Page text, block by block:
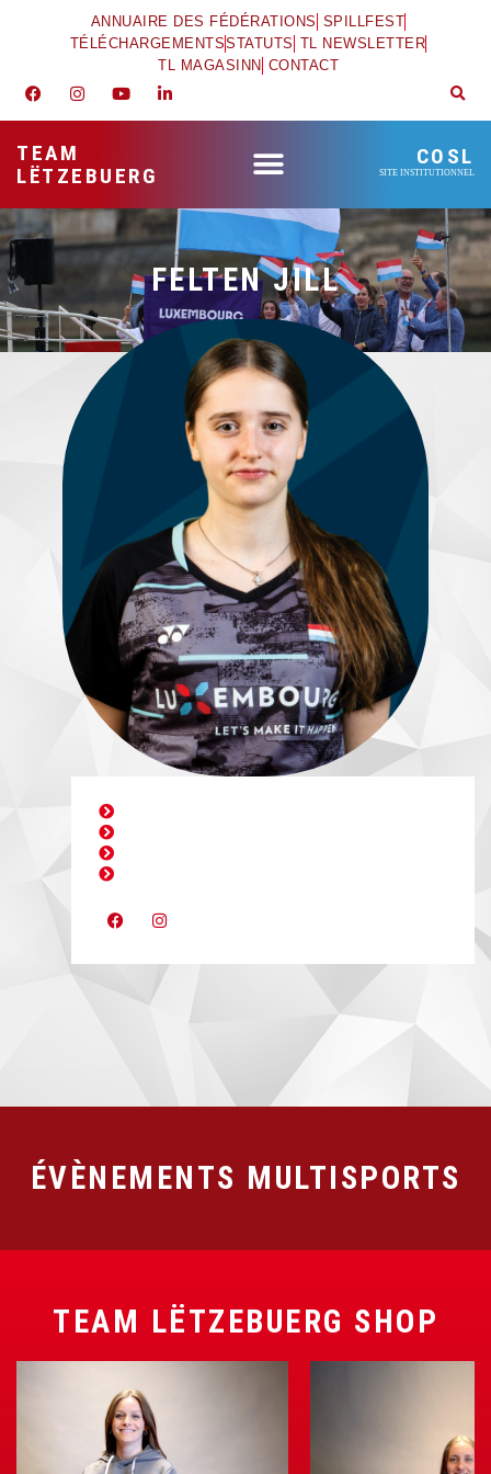
ANNUAIRE DES FÉDÉRATIONS SPILLFEST
TÉLÉCHARGEMENTSSTATUTS TL NEWSLETTER
TL MAGASINN CONTACT
TEAM
LËTZEBUERG
COSL
SITE INSTITUTIONNEL
FELTEN JILL
ÉVÈNEMENTS MULTISPORTS
TEAM LËTZEBUERG SHOP